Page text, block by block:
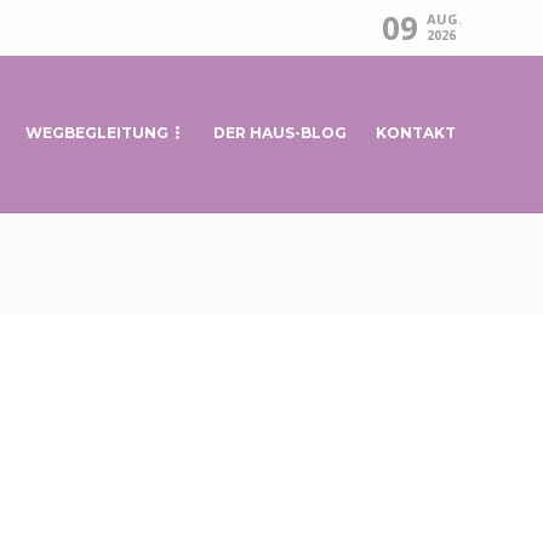
09 AUG.
2026
WEGBEGLEITUNG DER HAUS-BLOG KONTAKT